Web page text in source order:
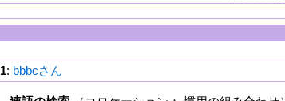
1: bbbcさん